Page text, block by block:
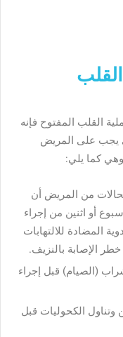
القلب المفتوح فإنه
يجب على المريض
وهي كما يلي:
من المريض أن
أو اثنين من إجراء
المضادة للالتهابات
خطر الإصابة بالنزيف.
(الصيام) قبل إجراء
الكحوليات قبل